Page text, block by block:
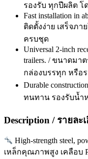
รองรับ ทุกปีผลิต โ
Fast installation in
ติดตั้งง่าย เสร็จภ
ครบชุด
Universal 2-inch
trailers. / ขนาดมา
กล่องบรรทุก หรือ
Durable
ทนทาน รองรับน้ำ
Description / รายละ
High-strength steel,
เหล็กคุณภาพสูง เคลือบ